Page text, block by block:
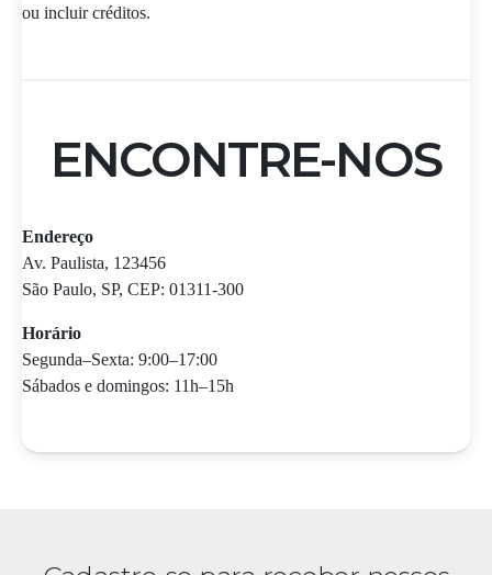
ou incluir créditos.
ENCONTRE-NOS
Endereço
Av. Paulista, 123456
São Paulo, SP, CEP: 01311-300
Horário
Segunda–Sexta: 9:00–17:00
Sábados e domingos: 11h–15h